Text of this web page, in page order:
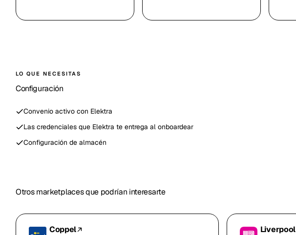
LO QUE NECESITAS
Configuración
Convenio activo con Elektra
Las credenciales que Elektra te entrega al onboardear
Configuración de almacén
Otros marketplaces que podrían interesarte
Coppel Liverpool